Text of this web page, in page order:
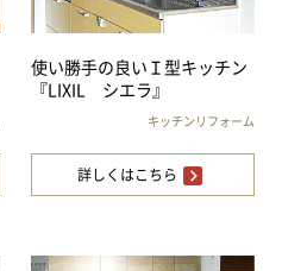
使い勝手の良いＩ型キッチン
『LIXIL シエラ』
キッチンリフォーム
詳しくはこちら